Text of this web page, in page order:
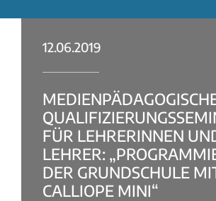
12.06.2019
FÜR LEHRERINNEN
LEHRER:
DER GRUNDSCHULE
CALLIOPE MINI“